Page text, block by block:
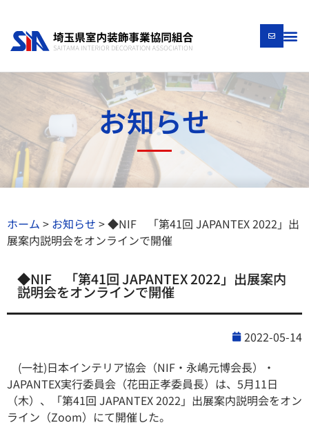
お知らせ
ホーム > お知らせ >◆NIF 「第41回 JAPANTEX 2022」出
展案内説明会をオンラインで開催
◆NIF 「第41回 JAPANTEX 2022」出展案内
説明会をオンラインで開催
2022-05-14
(一社)日本インテリア協会（NIF・永嶋元博会長）・
JAPANTEX実行委員会（花田正孝委員長）は、5月11日
（木）、「第41回 JAPANTEX 2022」出展案内説明会をオン
ライン（Zoom）にて開催した。